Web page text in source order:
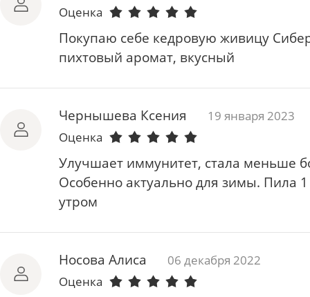
Оценка
Покупаю себе кедровую живицу
пихтовый аромат, вкусный
Чернышева Ксения
19 января 2023
Оценка
Улучшает иммунитет, стала меньше
Особенно актуально для зимы. Пила
утром
Носова Алиса
06 декабря 2022
Оценка